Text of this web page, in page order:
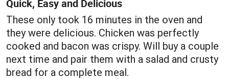
Quick, Easy and Delicious
These only took 16 minutes in the oven and
they were delicious. Chicken was perfectly
cooked and bacon was crispy. Will buy a couple
next time and pair them with a salad and crusty
bread for a complete meal.